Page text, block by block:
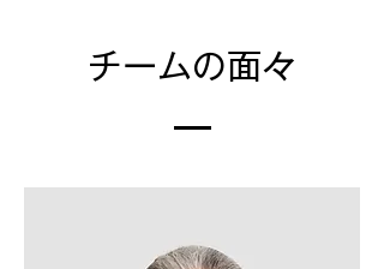
チームの面々